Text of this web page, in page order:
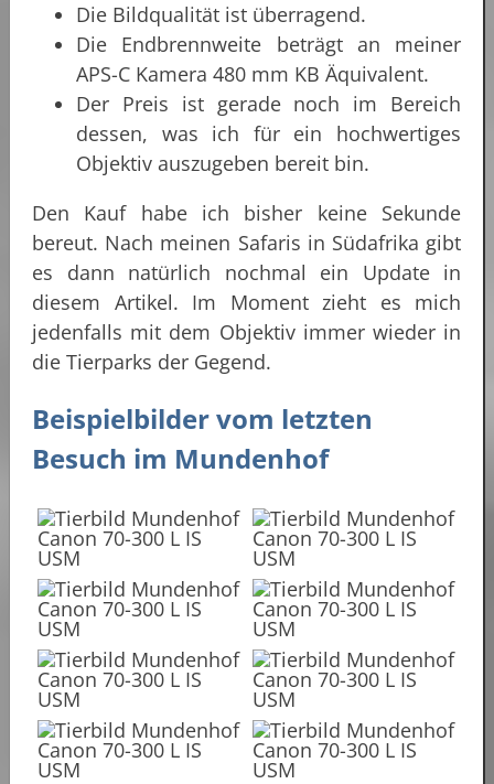
Die Bildqualität ist überragend.
Die Endbrennweite beträgt an meiner
APS-C Kamera 480 mm KB Äquivalent.
Der Preis ist gerade noch im Bereich
dessen, was ich für ein hochwertiges
Objektiv auszugeben bereit bin.
Den Kauf habe ich bisher keine Sekunde
bereut. Nach meinen Safaris in Südafrika gibt
es dann natürlich nochmal ein Update in
diesem Artikel. Im Moment zieht es mich
jedenfalls mit dem Objektiv immer wieder in
die Tierparks der Gegend.
Beispielbilder vom letzten
Besuch im Mundenhof